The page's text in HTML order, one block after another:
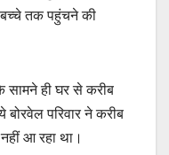
बच्चे तक पहुंचने की
ही घर से करीब
परिवार ने करीब
आ रहा था।